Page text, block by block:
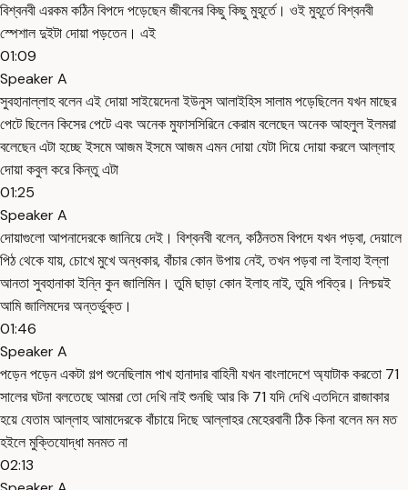
বিশ্বনবী এরকম কঠিন বিপদে পড়েছেন জীবনের কিছু কিছু মুহূর্তে। ওই মুহূর্তে বিশ্বনবী
স্পেশাল দুইটা দোয়া পড়তেন। এই
01:09
Speaker A
সুবহানাল্লাহ বলেন এই দোয়া সাইয়েদেনা ইউনুস আলাইহিস সালাম পড়েছিলেন যখন মাছের
পেটে ছিলেন কিসের পেটে এবং অনেক মুফাসসিরিনে কেরাম বলেছেন অনেক আহলুল ইলমরা
বলেছেন এটা হচ্ছে ইসমে আজম ইসমে আজম এমন দোয়া যেটা দিয়ে দোয়া করলে আল্লাহ
দোয়া কবুল করে কিন্তু এটা
01:25
Speaker A
দোয়াগুলো আপনাদেরকে জানিয়ে দেই। বিশ্বনবী বলেন, কঠিনতম বিপদে যখন পড়বা, দেয়ালে
পিঠ থেকে যায়, চোখে মুখে অন্ধকার, বাঁচার কোন উপায় নেই, তখন পড়বা লা ইলাহা ইল্লা
আনতা সুবহানাকা ইন্নি কুন জালিমিন। তুমি ছাড়া কোন ইলাহ নাই, তুমি পবিত্র। নিশ্চয়ই
আমি জালিমদের অন্তর্ভুক্ত।
01:46
Speaker A
পড়েন পড়েন একটা গল্প শুনেছিলাম পাখ হানাদার বাহিনী যখন বাংলাদেশে অ্যাটাক করতো 71
সালের ঘটনা বলতেছে আমরা তো দেখি নাই শুনছি আর কি 71 যদি দেখি এতদিনে রাজাকার
হয়ে যেতাম আল্লাহ আমাদেরকে বাঁচায়ে দিছে আল্লাহর মেহেরবানী ঠিক কিনা বলেন মন মত
হইলে মুক্তিযোদ্ধা মনমত না
02:13